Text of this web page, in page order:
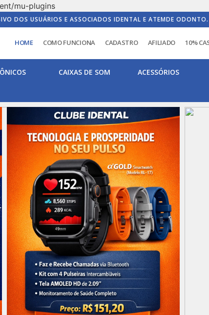
mu-plugins
DOS USUÁRIOS E ASSOCIADOS IDENTAL E ATEMDE ODONTO.
HOME COMO FUNCIONA CADASTRO AFILIADO 10%
CAIXAS DE SOM ACESSÓRIOS